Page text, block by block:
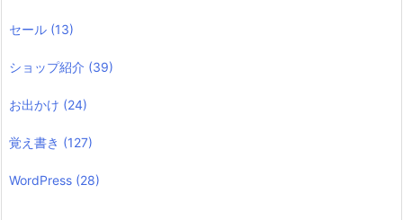
セール (13)
ショップ紹介 (39)
お出かけ (24)
覚え書き (127)
WordPress (28)